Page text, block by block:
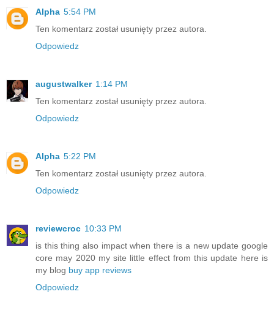
Alpha 5:54 PM
Ten komentarz został usunięty przez autora.
Odpowiedz
augustwalker 1:14 PM
Ten komentarz został usunięty przez autora.
Odpowiedz
Alpha 5:22 PM
Ten komentarz został usunięty przez autora.
Odpowiedz
reviewcroc 10:33 PM
is this thing also impact when there is a new update google
core may 2020 my site little effect from this update here is
my blog buy app reviews
Odpowiedz